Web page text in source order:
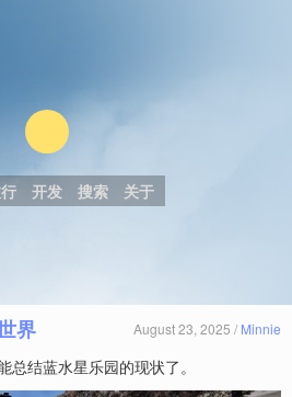
开发 搜索 关于
界 August 23, 2025 / Minnie
结蓝水星乐园的现状了。